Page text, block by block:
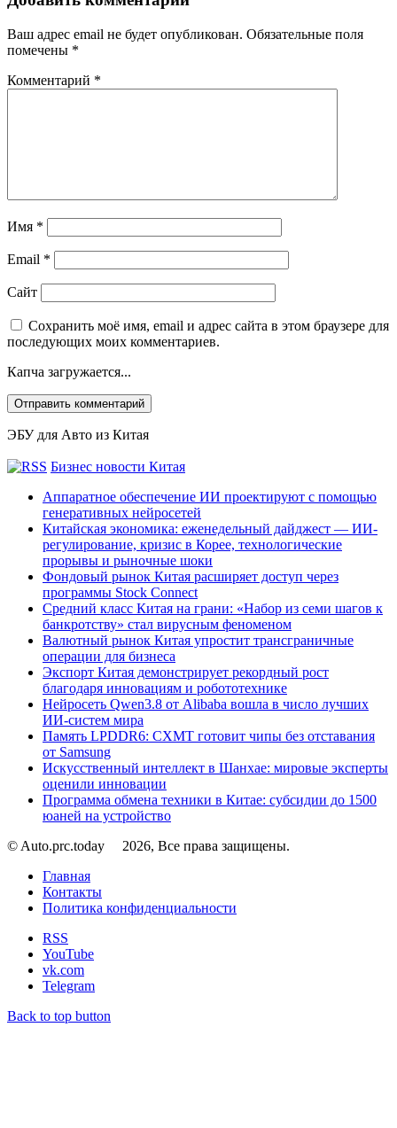
Ваш адрес email не будет опубликован. Обязательные поля
помечены *
Комментарий *
Имя *
Email *
Сайт
Сохранить моё имя, email и адрес сайта в этом браузере для
последующих моих комментариев.
Капча загружается...
ЭБУ для Авто из Китая
Бизнес новости Китая
Аппаратное обеспечение ИИ проектируют с помощью
генеративных нейросетей
Китайская экономика: еженедельный дайджест — ИИ-
регулирование, кризис в Корее, технологические
прорывы и рыночные шоки
Фондовый рынок Китая расширяет доступ через
программы Stock Connect
Средний класс Китая на грани: «Набор из семи шагов к
банкротству» стал вирусным феноменом
Валютный рынок Китая упростит трансграничные
операции для бизнеса
Экспорт Китая демонстрирует рекордный рост
благодаря инновациям и робототехнике
Нейросеть Qwen3.8 от Alibaba вошла в число лучших
ИИ-систем мира
Память LPDDR6: CXMT готовит чипы без отставания
от Samsung
Искусственный интеллект в Шанхае: мировые эксперты
оценили инновации
Программа обмена техники в Китае: субсидии до 1500
юаней на устройство
© Auto.prc.today
2026, Все права защищены.
Главная
Контакты
Политика конфиденциальности
RSS
YouTube
vk.com
Telegram
Back to top button